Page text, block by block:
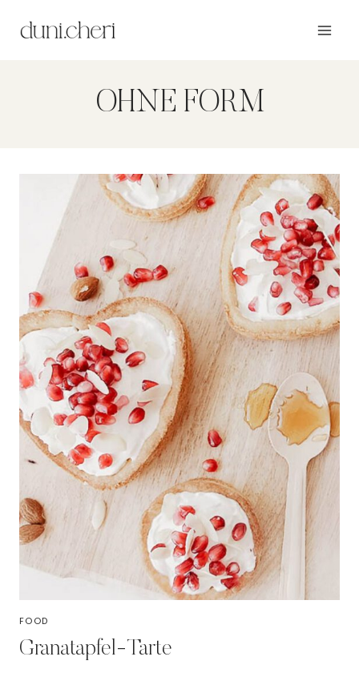
Inhalt
OHNE FORM
FOOD
Granatapfel-Tarte